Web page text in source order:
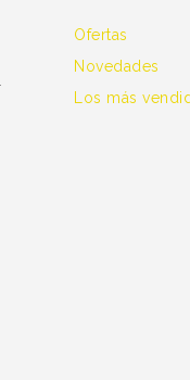
Ofertas
Novedades
Los más